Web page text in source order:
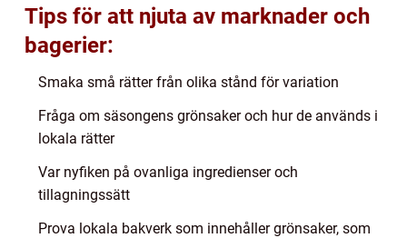
Tips för att njuta av marknader och
bagerier:
Smaka små rätter från olika stånd för variation
Fråga om säsongens grönsaker och hur de används i
lokala rätter
Var nyfiken på ovanliga ingredienser och
tillagningssätt
Prova lokala bakverk som innehåller grönsaker, som